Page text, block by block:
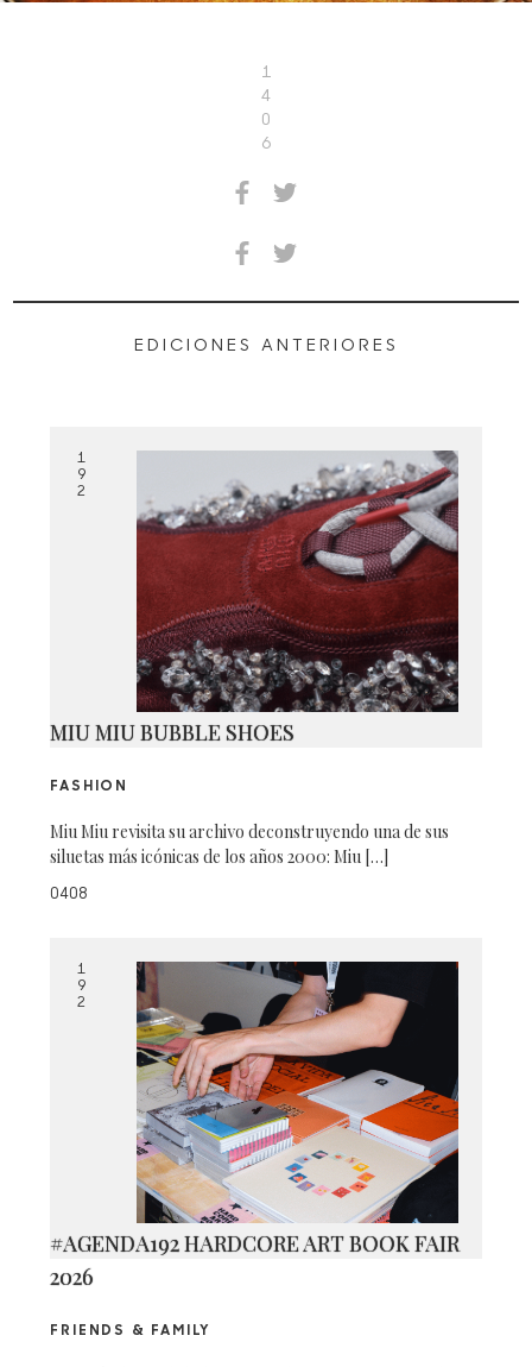
1
4
0
6
EDICIONES ANTERIORES
1
9
2
MIU MIU BUBBLE SHOES
FASHION
Miu Miu revisita su archivo deconstruyendo una de sus
siluetas más icónicas de los años 2000: Miu […]
0408
1
9
2
#AGENDA192 HARDCORE ART BOOK FAIR
2026
FRIENDS & FAMILY